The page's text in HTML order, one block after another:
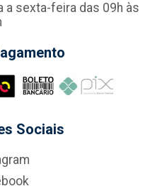
a sexta-feira das 09h às
Sociais